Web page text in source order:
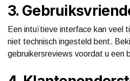
3.
Een intuïtieve interface kan veel
niet technisch ingesteld bent.
gebruikersreviews voordat u een